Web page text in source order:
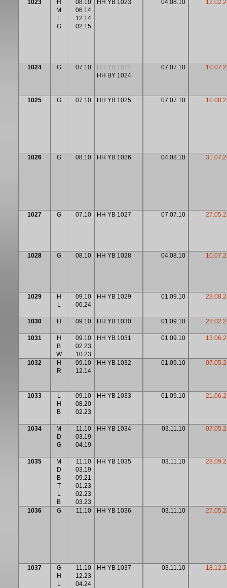
1023
H
M
L
G
08.10
06.14
12.14
02.15
HH YB 1023 04.08.10
1024 G 07.10
HH YB 1024
HH BY 1024
07.07.10
1025 G 07.10 HH YB 1025 07.07.10
1026 G 08.10 HH YB 1026 04.08.10
1027 G 07.10 HH YB 1027 07.07.10
1028 G 08.10 HH YB 1028 04.08.10
1029
H
L
09.10
06.24
HH YB 1029 01.09.10
1030 H 09.10 HH YB 1030 01.09.10
1031
H
B
W
09.10
02.23
10.23
HH YB 1031 01.09.10
1032
H
R
09.10
12.14
HH YB 1032 01.09.10
1033
L
H
B
09.10
08.20
02.23
HH YB 1033 01.09.10
1034
M
D
G
11.10
03.19
04.19
HH YB 1034 03.11.10
1035
M
D
B
T
L
B
11.10
03.19
09.21
01.23
02.23
03.23
HH YB 1035 03.11.10
1036 G 11.10 HH YB 1036 03.11.10
1037
G
H
L
11.10
12.23
04.24
HH YB 1037 03.11.10